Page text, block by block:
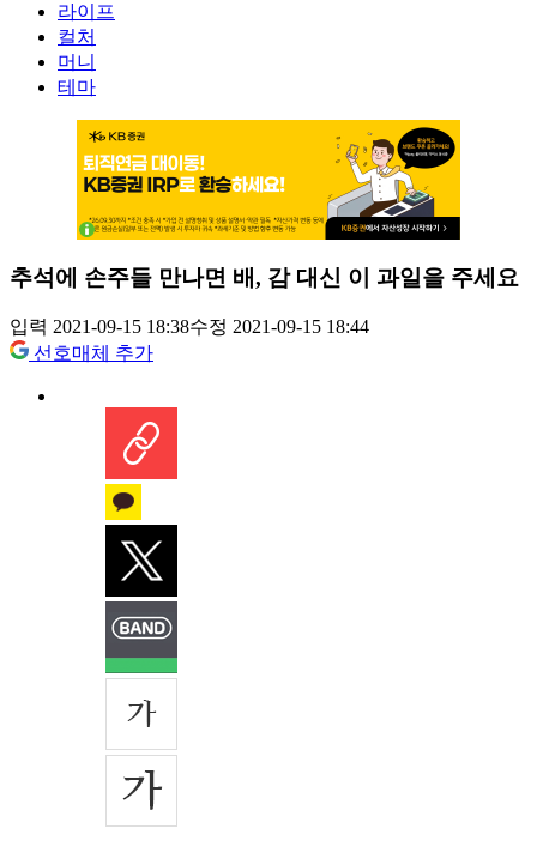
라이프
컬처
머니
테마
추석에 손주들 만나면 배, 감 대신 이 과일을 주세요
입력 2021-09-15 18:38수정 2021-09-15 18:44
선호매체 추가